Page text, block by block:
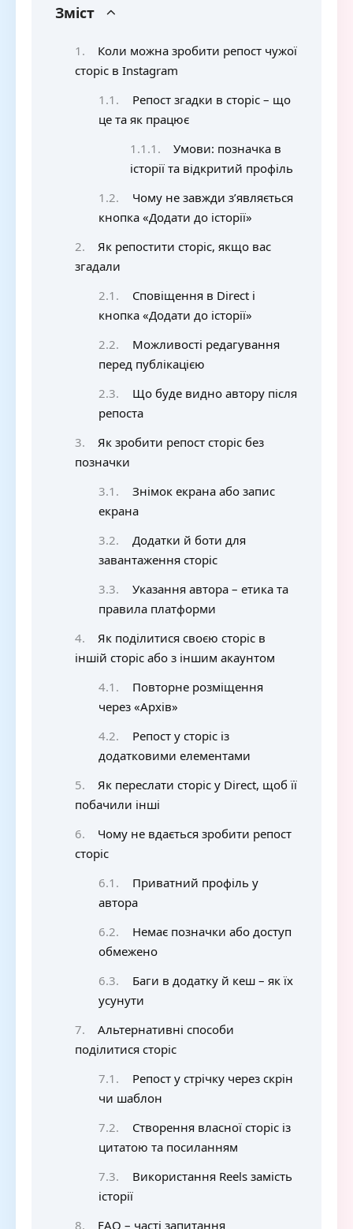
Зміст
Коли можна зробити репост чужої
сторіс в Instagram
Репост згадки в сторіс – що
це та як працює
Умови: позначка в
історії та відкритий профіль
Чому не завжди з’являється
кнопка «Додати до історії»
Як репостити сторіс, якщо вас
згадали
Сповіщення в Direct і
кнопка «Додати до історії»
Можливості редагування
перед публікацією
Що буде видно автору після
репоста
Як зробити репост сторіс без
позначки
Знімок екрана або запис
екрана
Додатки й боти для
завантаження сторіс
Указання автора – етика та
правила платформи
Як поділитися своєю сторіс в
іншій сторіс або з іншим акаунтом
Повторне розміщення
через «Архів»
Репост у сторіс із
додатковими елементами
Як переслати сторіс у Direct, щоб її
побачили інші
Чому не вдається зробити репост
сторіс
Приватний профіль у
автора
Немає позначки або доступ
обмежено
Баги в додатку й кеш – як їх
усунути
Альтернативні способи
поділитися сторіс
Репост у стрічку через скрін
чи шаблон
Створення власної сторіс із
цитатою та посиланням
Використання Reels замість
історії
FAQ – часті запитання